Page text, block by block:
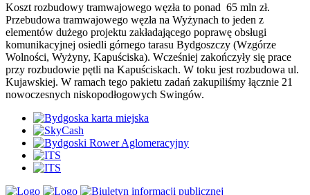
Koszt rozbudowy tramwajowego węzła to ponad 65 mln zł.
Przebudowa tramwajowego węzła na Wyżynach to jeden z
elementów dużego projektu zakładającego poprawę obsługi
komunikacyjnej osiedli górnego tarasu Bydgoszczy (Wzgórze
Wolności, Wyżyny, Kapuściska). Wcześniej zakończyły się prace
przy rozbudowie pętli na Kapuściskach. W toku jest rozbudowa ul.
Kujawskiej. W ramach tego pakietu zadań zakupiliśmy łącznie 21
nowoczesnych niskopodłogowych Swingów.